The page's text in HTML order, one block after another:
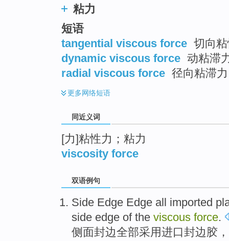
粘力
短语
tangential viscous force 切向
dynamic viscous force 动粘滞
radial viscous force 径向粘滞力
更多网络短语
同近义词
[力]粘性力；粘力
viscosity force
双语例句
Side Edge Edge all imported
side edge of the viscous force.
侧面封边全部采用进口封边 胶 ，